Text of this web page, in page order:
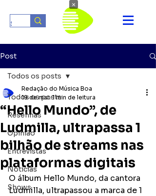
Post
Todos os posts
Resenhas
Opinião
Entrevistas
Notícias
Shows
Todos os posts
“Hello Mundo”, de
Ludmilla, ultrapassa 1
bilhão de streams nas
plataformas digitais
Redação do Música Boa
19 de mar. 1 min de leitura
O álbum Hello Mundo, da cantora
Ludmilla, ultrapassou a marca de 1
×